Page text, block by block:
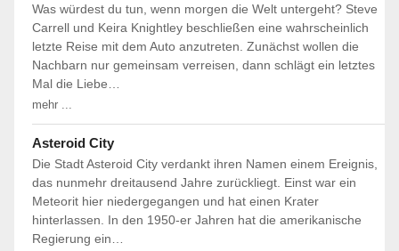
Was würdest du tun, wenn morgen die Welt untergeht? Steve
Carrell und Keira Knightley beschließen eine wahrscheinlich
letzte Reise mit dem Auto anzutreten. Zunächst wollen die
Nachbarn nur gemeinsam verreisen, dann schlägt ein letztes
Mal die Liebe…
mehr ...
Asteroid City
Die Stadt Asteroid City verdankt ihren Namen einem Ereignis,
das nunmehr dreitausend Jahre zurückliegt. Einst war ein
Meteorit hier niedergegangen und hat einen Krater
hinterlassen. In den 1950-er Jahren hat die amerikanische
Regierung ein…